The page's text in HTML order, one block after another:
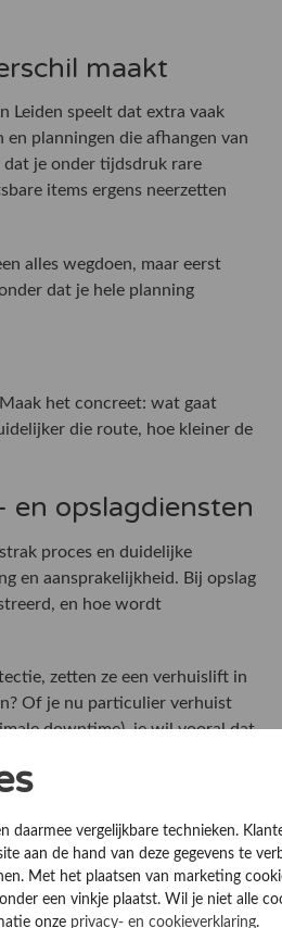
maakt
Leiden speelt dat extra vaak
planningen die afhangen van
dat je onder tijdsdruk rare
items ergens neerzetten
alles wegdoen, maar eerst
dat je hele planning
het concreet: wat gaat
die route, hoe kleiner de
en opslagdiensten
proces en duidelijke
en aansprakelijkheid. Bij opslag
en hoe wordt
zetten ze een verhuislift in
Of je nu particulier verhuist
downtime), je wil vooral dat
het meeste irritatie
hoe meld je schade en welke
hoe het hoort.
daarmee vergelijkbare technieken.
aan de hand van deze gegevens te
Met het plaatsen van marketing
een vinkje plaatst. Wil je niet alle
onze privacy- en cookieverklaring.